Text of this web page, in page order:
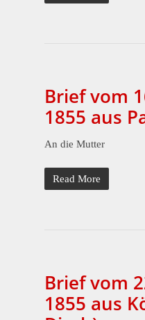
Brief vom
1855 aus
An die Mutter
Read More
Brief vom
1855 aus